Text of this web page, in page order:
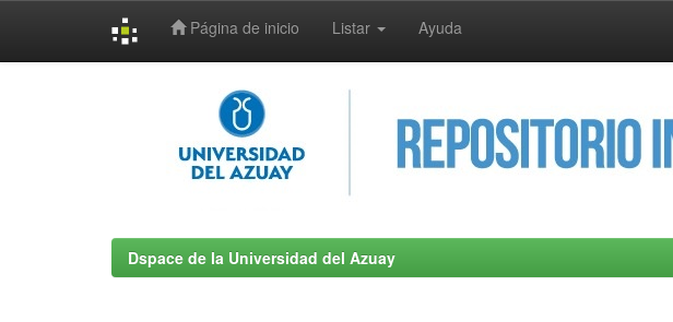
Página de inicio Listar Ayuda
Dspace de la Universidad del Azuay